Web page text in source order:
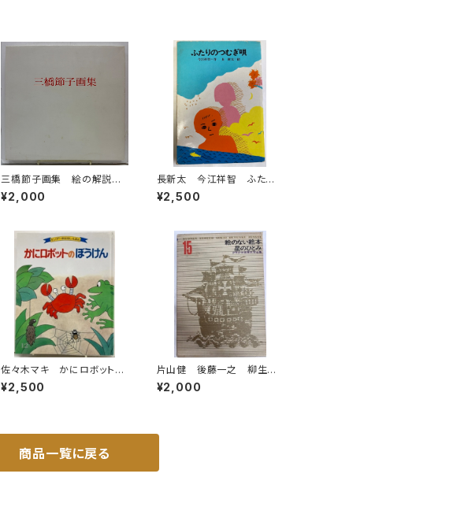
三橋節子画集 絵の解説の
鈴木靖将による手書きの識
語 1992年 どくだみ会
¥2,000
長新太 今江祥智 ふたり
のつむぎ唄 1976年 初
版 理論社刊
¥2,500
佐々木マキ かにロボットの
ぼうけん 森田文 キンダー
おはなしえほん17集12 19
¥2,500
片山健 後藤一之 柳生弦
一郎 少年少女世界文学全
集15 絵のない絵本 星の
¥2,000
商品一覧に戻る